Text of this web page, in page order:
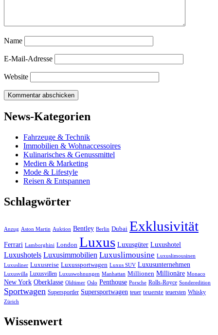
Name
E-Mail-Adresse
Website
News-Kategorien
Fahrzeuge & Technik
Immobilien & Wohnaccessoires
Kulinarisches & Genussmittel
Medien & Marketing
Mode & Lifestyle
Reisen & Entspannen
Schlagwörter
Anzug Aston Martin Auktion Bentley Berlin Dubai Exklusivität
Ferrari Lamborghini London Luxus Luxusgüter Luxushotel
Luxushotels Luxusimmobilien Luxuslimousine Luxuslimousinen
Luxusliner Luxusreise Luxussportwagen Luxus SUV Luxusunternehmen
Luxusvilla Luxusvillen Luxuswohnungen Manhattan Millionen Millionäre Monaco
New York Oberklasse Oldtimer Oslo Penthouse Porsche Rolls-Royce Sonderedition
Sportwagen Supersportler Supersportwagen teuer teuerste teuersten Whisky
Zürich
Wissenwert